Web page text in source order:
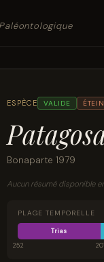
ESPÈCE VALIDE
Bonaparte 1979
Aucun résumé disponible
PLAGE TEMPORELLE
Trias
252
201